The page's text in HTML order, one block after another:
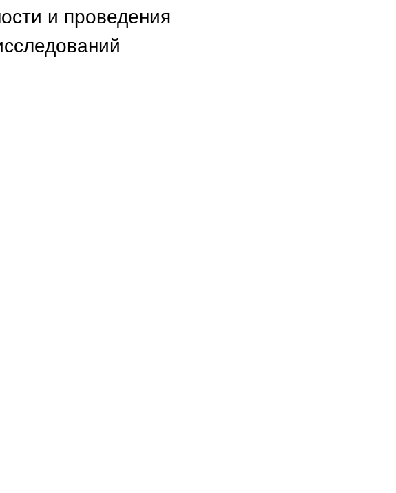
и проведения